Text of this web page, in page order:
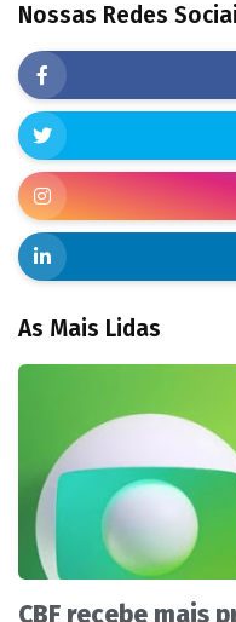
Nossas Redes
As Mais Lidas
CBF recebe mais